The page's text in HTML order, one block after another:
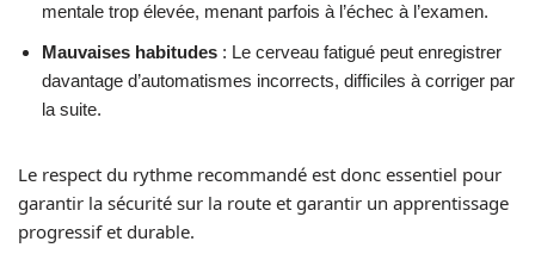
mentale trop élevée, menant parfois à l’échec à l’examen.
Mauvaises habitudes : Le cerveau fatigué peut enregistrer
davantage d’automatismes incorrects, difficiles à corriger par
la suite.
Le respect du rythme recommandé est donc essentiel pour
garantir la sécurité sur la route et garantir un apprentissage
progressif et durable.